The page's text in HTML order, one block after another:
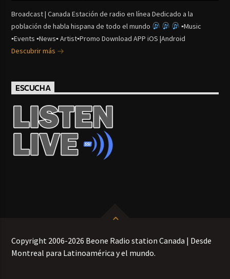
Broadcast | Canada Estación de radio en línea Dedicado a la
población de habla hispana de todo el mundo
▪Music
▪Events ▪News▪ Artist▪Promo Download APP iOS |Android
Descubrir más
ESCUCHA
Copyright 2006-2026 Beone Radio station Canada | Desde
Montreal para Latinoamérica y el mundo.